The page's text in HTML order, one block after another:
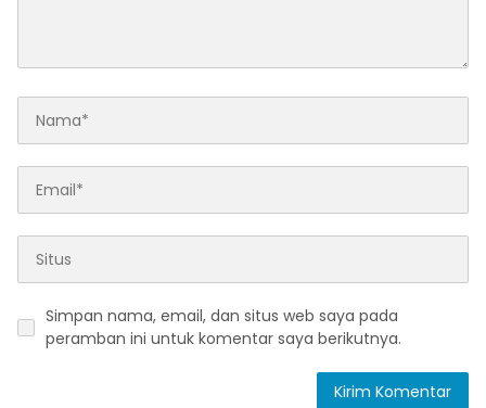
Simpan nama, email, dan situs web saya pada
peramban ini untuk komentar saya berikutnya.